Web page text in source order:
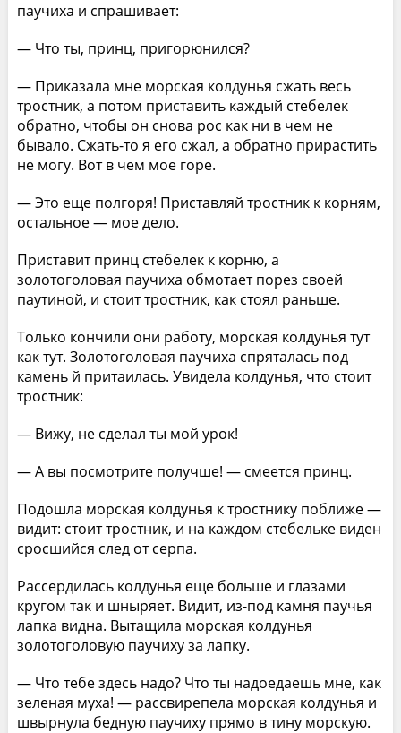
паучиха и спрашивает:
— Что ты, принц, пригорюнился?
— Приказала мне морская колдунья сжать весь
тростник, а потом приставить каждый стебелек
обратно, чтобы он снова рос как ни в чем не
бывало. Сжать-то я его сжал, а обратно прирастить
не могу. Вот в чем мое горе.
— Это еще полгоря! Приставляй тростник к корням,
остальное — мое дело.
Приставит принц стебелек к корню, а
золотоголовая паучиха обмотает порез своей
паутиной, и стоит тростник, как стоял раньше.
Только кончили они работу, морская колдунья тут
как тут. Золотоголовая паучиха спряталась под
камень й притаилась. Увидела колдунья, что стоит
тростник:
— Вижу, не сделал ты мой урок!
— А вы посмотрите получше! — смеется принц.
Подошла морская колдунья к тростнику поближе —
видит: стоит тростник, и на каждом стебельке виден
сросшийся след от серпа.
Рассердилась колдунья еще больше и глазами
кругом так и шныряет. Видит, из-под камня паучья
лапка видна. Вытащила морская колдунья
золотоголовую паучиху за лапку.
— Что тебе здесь надо? Что ты надоедаешь мне, как
зеленая муха! — рассвирепела морская колдунья и
швырнула бедную паучиху прямо в тину морскую.